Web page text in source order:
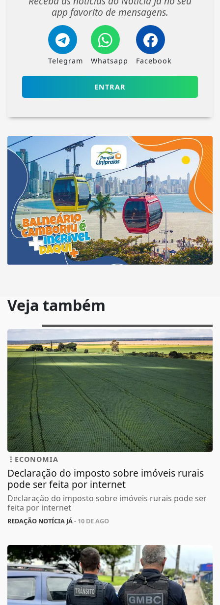
app favorito de mensagens.
Telegram Whatsapp Facebook
ENTRAR
Veja também
ECONOMIA
Declaração do imposto sobre imóveis rurais
pode ser feita por internet
Declaração do imposto sobre imóveis rurais pode ser
feita por internet
REDAÇÃO NOTÍCIA JÁ- 10 DE AGO